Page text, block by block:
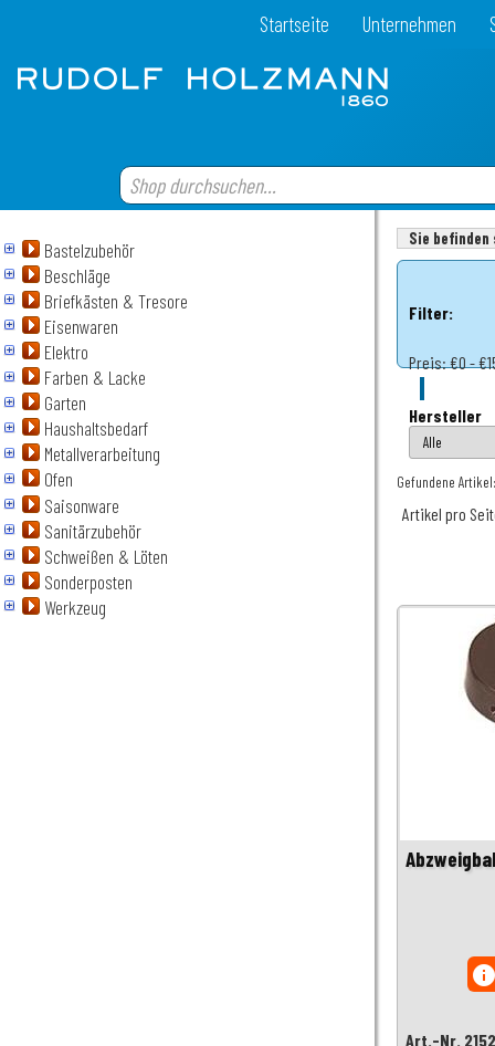
Startseite Unternehmen
Bastelzubehör
Beschläge
Briefkästen & Tresore
Eisenwaren
Elektro
Farben & Lacke
Garten
Haushaltsbedarf
Metallverarbeitung
Ofen
Saisonware
Sanitärzubehör
Schweißen & Löten
Sonderposten
Werkzeug
Sie
Filter:
Preis:€0 -
Hersteller
Gefundene
Artikel pro
Art.-Nr.